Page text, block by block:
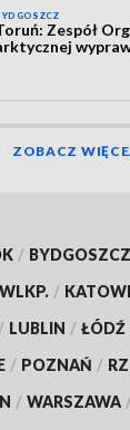
Zespół
ZOBACZ
/ BYDGOSZCZ
/
/ LUBLIN / ŁÓDŹ
/ POZNAŃ /
/ WARSZAWA